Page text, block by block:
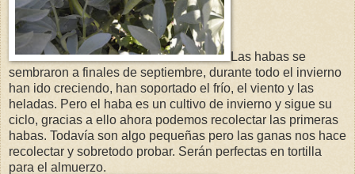
Las habas se
sembraron a finales de septiembre, durante todo el invierno
han ido creciendo, han soportado el frío, el viento y las
heladas. Pero el haba es un cultivo de invierno y sigue su
ciclo, gracias a ello ahora podemos recolectar las primeras
habas. Todavía son algo pequeñas pero las ganas nos hace
recolectar y sobretodo probar. Serán perfectas en tortilla
para el almuerzo.